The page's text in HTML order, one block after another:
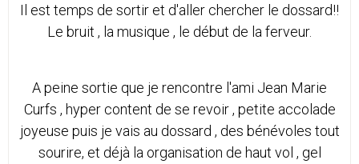
Il est temps de sortir et d'aller chercher le dossard!!
Le bruit , la musique , le début de la ferveur.
A peine sortie que je rencontre l'ami Jean Marie
Curfs , hyper content de se revoir , petite accolade
joyeuse puis je vais au dossard , des bénévoles tout
sourire, et déjà la organisation de haut vol , gel